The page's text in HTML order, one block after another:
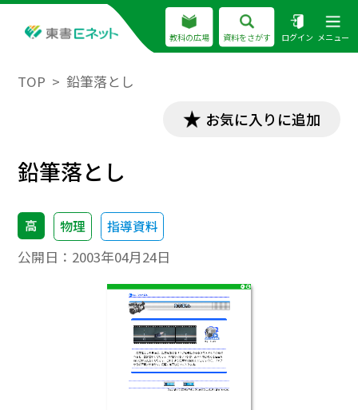
教科の広場 資料をさがす ログイン メニュー
TOP 鉛筆落とし
お気に入りに追加
鉛筆落とし
高 物理 指導資料
公開日： 2003年04月24日